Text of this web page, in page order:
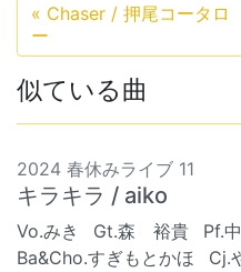
« Chaser / 押尾コータロ
ー
似ている曲
2024 春休みライブ 11
キラキラ / aiko
Vo.みき Gt.森 裕貴
Pf.
Ba&Cho.すぎもとかほ
Cj.